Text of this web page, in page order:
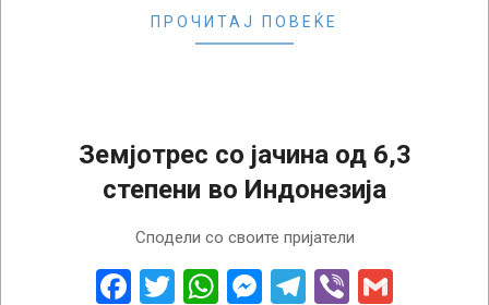
ПРОЧИТАЈ ПОВЕЌЕ
Земјотрес со јачина од 6,3
степени во Индонезија
Сподели со своите пријатели
Facebook
Twitter
WhatsApp
Messenger
Telegram
Viber